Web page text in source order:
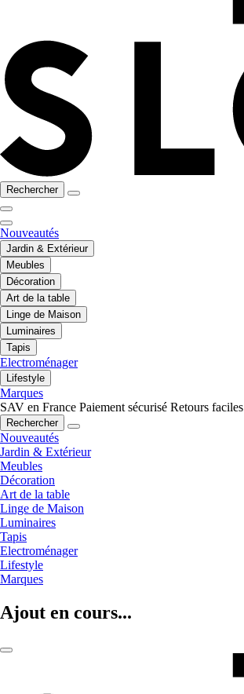
Rechercher
Nouveautés
Jardin & Extérieur
Meubles
Décoration
Art de la table
Linge de Maison
Luminaires
Tapis
Electroménager
Lifestyle
Marques
SAV en France Paiement sécurisé Retours faciles
Rechercher
Nouveautés
Jardin & Extérieur
Meubles
Décoration
Art de la table
Linge de Maison
Luminaires
Tapis
Electroménager
Lifestyle
Marques
Ajout en cours...